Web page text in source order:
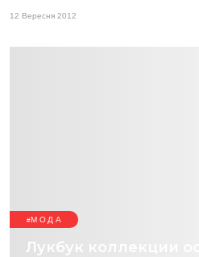
12 Вересня 2012
МОДА
Лукбук коллекции